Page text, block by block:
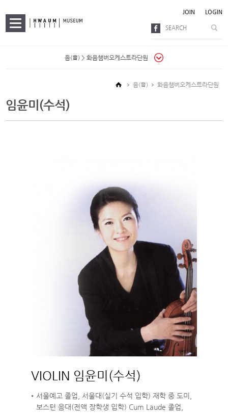
FACEBOOK
LOGIN
JOIN
음(音) 화음챔버오케스트라단원
임윤미(수석)
음(音) 화음챔버오케스트라단원
VIOLIN 임윤미(수석)
서울예고 졸업, 서울대(실기 수석 입학) 재학 중 도미,
보스턴 음대(전액 장학생 입학) Cum Laude 졸업,